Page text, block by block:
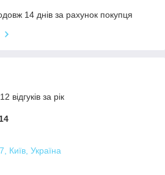
14 днів за рахунок покупця
відгуків за рік
Київ, Україна